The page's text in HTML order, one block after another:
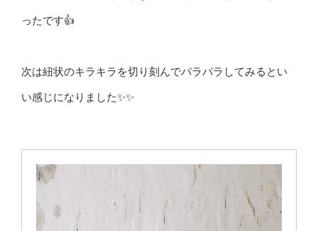
ったです👍
次は紐状のキラキラを切り刻んでパラパラしてみるとい
い感じになりました✨✨